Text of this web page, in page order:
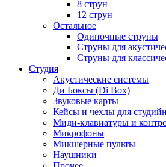
8 струн
12 струн
Остальное
Одиночные струны
Струны для
Струны для
Студия
Акустические системы
Ди Боксы (Di Box)
Звуковые карты
Кейсы и чехлы для
Миди-клавиатуры и
Микрофоны
Микшерные пульты
Наушники